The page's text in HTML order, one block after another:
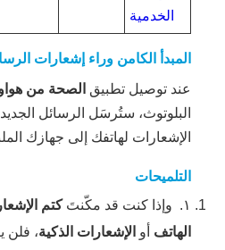
الخدمية
المبدأ الكامن وراء إشعارات
عند توصيل تطبيق الصحة من
البلوتوث، ستُرسَل الرسائل
الإشعارات لهاتفك إلى جهازك
التلميحات
١.
وإذا كنت قد مكّنتَكتم
الهاتف أو الإشعارات الذكية، فلن